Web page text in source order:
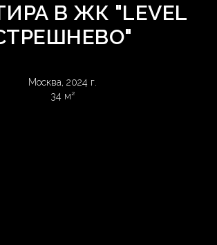
В ЖК "LEVEL
Москва, 2024 г.
34 м²